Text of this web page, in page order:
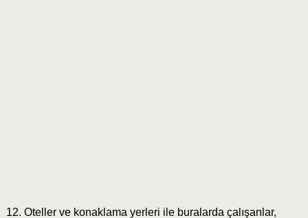
12. Oteller ve konaklama yerleri ile buralarda çalışanlar,